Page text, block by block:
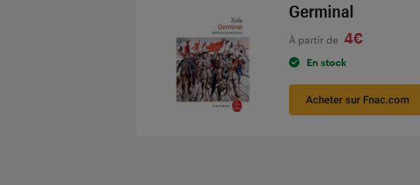
Germinal
À partir de 4€
En stock
Acheter sur Fnac.com